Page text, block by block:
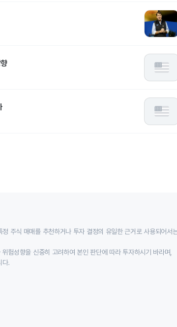
주식 매매를 추천하거나 투자 결정의 유일한 근거로 사용되어서
험성향을 신중히 고려하여 본인 판단에 따라 투자하시기 바라며,
다.